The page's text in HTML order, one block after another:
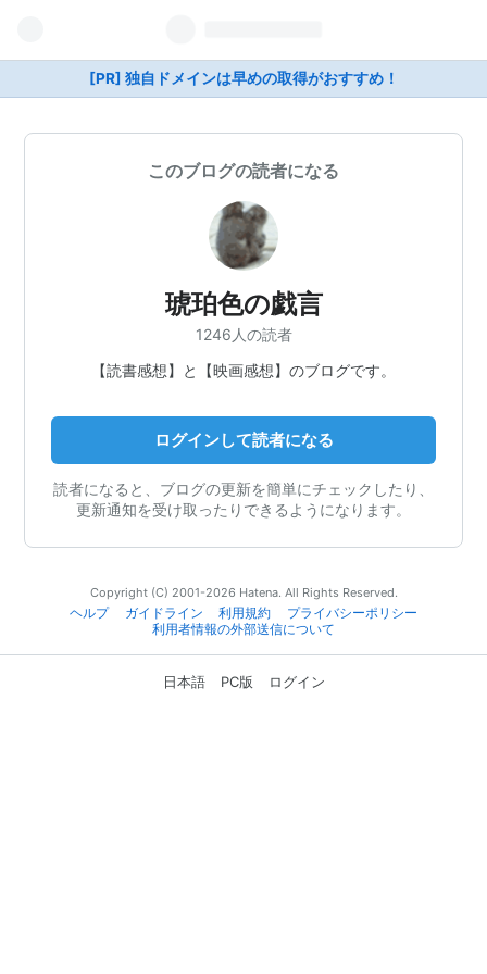
[PR] 独自ドメインは早めの取得がおすすめ！
このブログの読者になる
琥珀色の戯言
1246人の読者
【読書感想】と【映画感想】のブログです。
ログインして読者になる
読者になると、ブログの更新を簡単にチェックしたり、
更新通知を受け取ったりできるようになります。
Copyright (C) 2001-2026 Hatena. All Rights Reserved.
ヘルプ
ガイドライン 利用規約
プライバシーポリシー
利用者情報の外部送信について
日本語 PC版 ログイン